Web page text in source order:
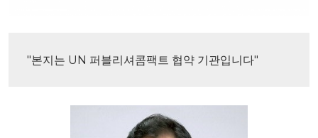
"본지는 UN 퍼블리셔콤팩트 협약 기관입니다"